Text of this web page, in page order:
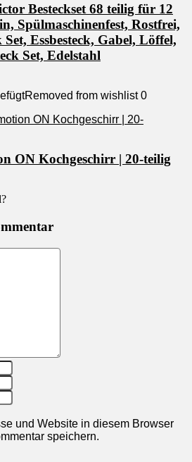
Besteckset 68 teilig für 12
Spülmaschinenfest, Rostfrei,
Set, Essbesteck, Gabel, Löffel,
Set, Edelstahl
Removed from wishlist 0
ON Kochgeschirr | 20-teilig
und Website in diesem Browser
speichern.